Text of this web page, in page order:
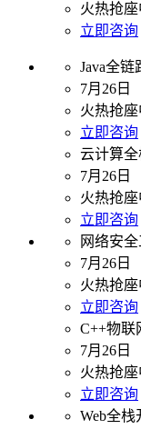
火热抢座
立即咨询
Java全链
7月26日
火热抢座
立即咨询
云计算
7月26日
火热抢座
立即咨询
网络安
7月26日
火热抢座
立即咨询
C++物联
7月26日
火热抢座
立即咨询
Web全栈